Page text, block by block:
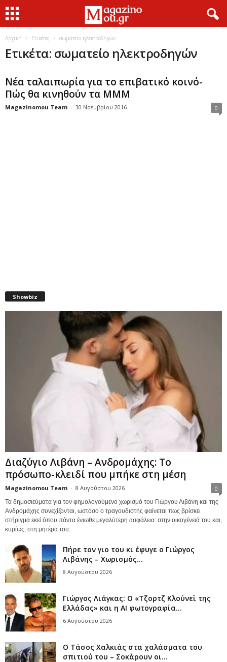
Αρχική Ετικέτες σωματείο ηλεκτροδηγών
Ετικέτα: σωματείο ηλεκτροδηγών
Νέα ταλαιπωρία για το επιβατικό κοινό-
Πώς θα κινηθούν τα ΜΜΜ
Magazinomou Team - 30 Νοεμβρίου 2016 0
Showbiz
Διαζύγιο Λιβάνη – Ανδρομάχης: Το
πρόσωπο-κλειδί που μπήκε στη μέση
Magazinomou Team - 8 Αυγούστου 2026 0
Τα δημοσιεύματα για τον φημολογούμενο χωρισμό του Γιώργου Λιβάνη και της
Ανδρομάχης συνεχίζονται, ωστόσο ο τραγουδιστής φαίνεται πως βρίσκει
στήριγμα εκεί όπου πάντα ένιωθε μεγαλύτερη ασφάλεια: στην οικογένειά του και,
κυρίως, στη μητέρα του.
Πήρε τον γιο του κι έφυγε ο Γιώργος
Λιβάνης – Χωρισμός...
8 Αυγούστου 2026
Γιώργος Λιάγκας: Ο «Τζορτζ Κλούνεϊ της
Ελλάδας» και η AI φωτογραφία...
6 Αυγούστου 2026
Ο Τάσος Χαλκιάς στα χαλάσματα του
σπιτιού του – Σοκάρουν οι...